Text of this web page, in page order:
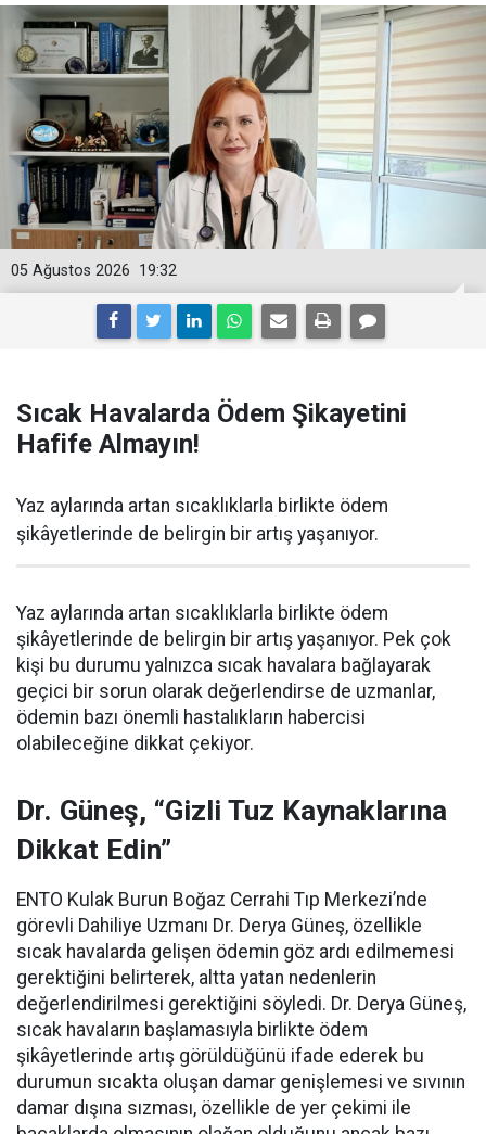
19:32
05 Ağustos 2026
Sıcak Havalarda Ödem Şikayetini
Hafife Almayın!
Yaz aylarında artan sıcaklıklarla birlikte ödem
şikâyetlerinde de belirgin bir artış yaşanıyor.
Yaz aylarında artan sıcaklıklarla birlikte ödem
şikâyetlerinde de belirgin bir artış yaşanıyor. Pek çok
kişi bu durumu yalnızca sıcak havalara bağlayarak
geçici bir sorun olarak değerlendirse de uzmanlar,
ödemin bazı önemli hastalıkların habercisi
olabileceğine dikkat çekiyor.
Dr. Güneş, “Gizli Tuz Kaynaklarına
Dikkat Edin”
ENTO Kulak Burun Boğaz Cerrahi Tıp Merkezi’nde
görevli Dahiliye Uzmanı Dr. Derya Güneş, özellikle
sıcak havalarda gelişen ödemin göz ardı edilmemesi
gerektiğini belirterek, altta yatan nedenlerin
değerlendirilmesi gerektiğini söyledi. Dr. Derya Güneş,
sıcak havaların başlamasıyla birlikte ödem
şikâyetlerinde artış görüldüğünü ifade ederek bu
durumun sıcakta oluşan damar genişlemesi ve sıvının
damar dışına sızması, özellikle de yer çekimi ile